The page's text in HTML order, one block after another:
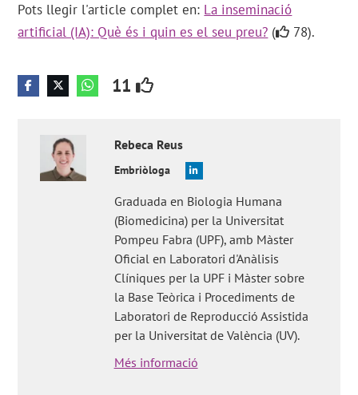
Pots llegir l'article complet en: La inseminació
artificial (IA): Què és i quin es el seu preu? ( 78).
11
Rebeca Reus
Embriòloga
Graduada en Biologia Humana
(Biomedicina) per la Universitat
Pompeu Fabra (UPF), amb Màster
Oficial en Laboratori d'Anàlisis
Clíniques per la UPF i Màster sobre
la Base Teòrica i Procediments de
Laboratori de Reproducció Assistida
per la Universitat de València (UV).
Més informació